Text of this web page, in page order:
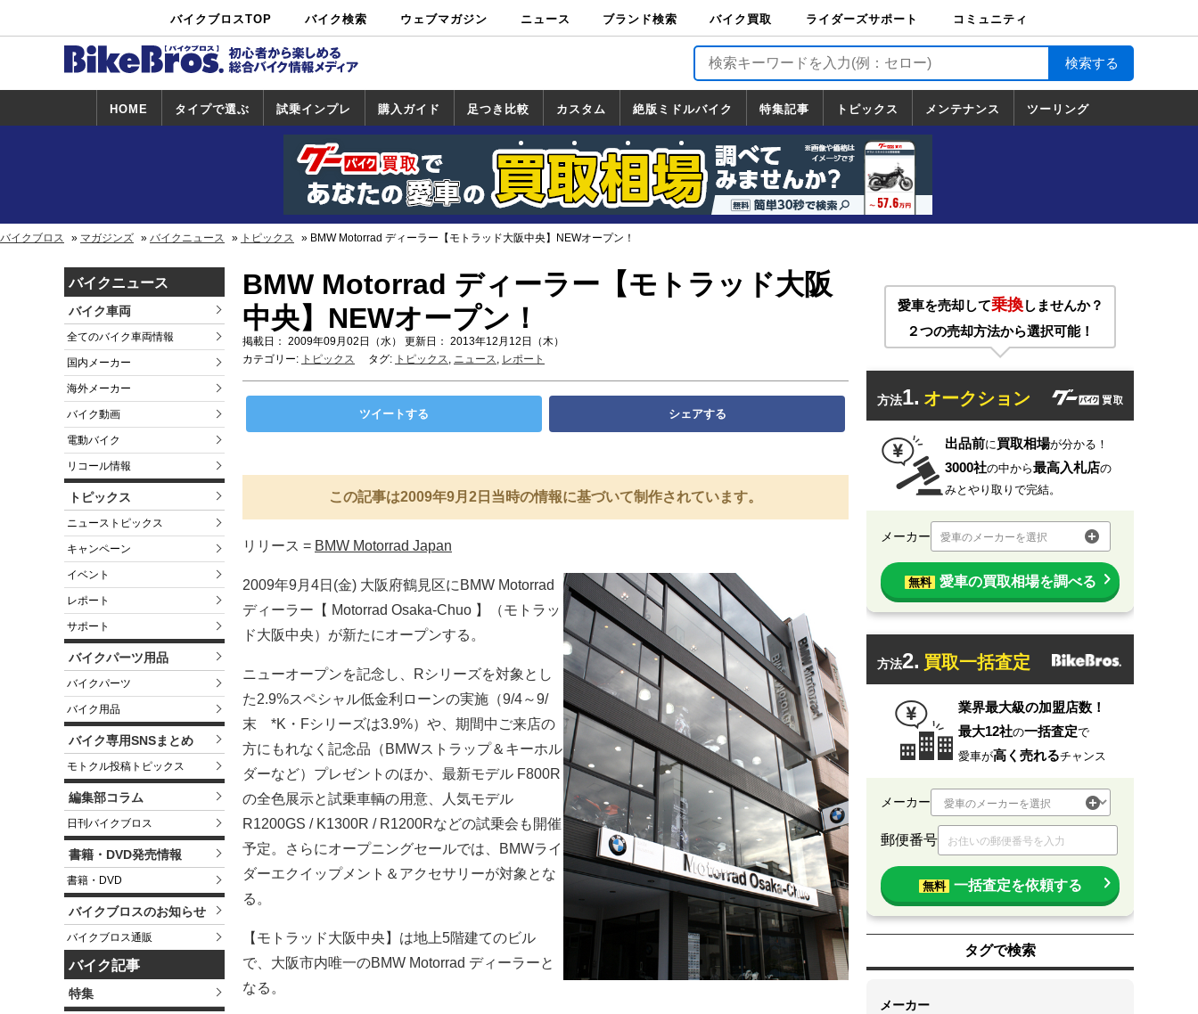
バイクブロスTOP バイク検索
中古バイ
ク・新車検
カタログ検
索
ショップ検
索
ウェブマガジン ニュース ブランド検索 バイク買取
バイク買取
ライダーズサポート
ライダーズサポート
TOP
バイク輸送
バイクガレージライ
フ
バイク車両保険
ロードサービス
バイク試乗
コミュニティ
HOME タイプで選ぶ 試乗インプレ
試乗インプレ
一覧
ホンダ
ヤマハ
スズキ
カワサキ
ハーレー
BMW
トライアンフ
ドゥカティ
購入ガイド
一覧
足つき比較 カスタム
カスタム
一覧
ホンダ
ヤマハ
スズキ
カワサキ
絶版ミドルバイク
絶版ミドルバイク
一覧
ホンダ
ヤマハ
スズキ
カワサキ
特集記事 トピックス
トピックス
一覧
ホンダ
ヤマハ
スズキ
カワサキ
ハーレーダ
ビッドソン
BMW
ドゥカティ
トライアン
フ
メンテナンス ツーリング
道の駅調査隊
ツーリング情報局
日本の道50選
国道めぐり
林道ツーリング
バイクブロス マガジンズ バイクニュース トピックス BMW Motorrad ディーラー【モトラッド大阪中央】NEWオープン！
バイクニュース
バイク車両
全てのバイク車両情報
国内メーカー
海外メーカー
バイク動画
電動バイク
リコール情報
トピックス
ニューストピックス
キャンペーン
イベント
レポート
サポート
バイクパーツ用品
バイクパーツ
バイク用品
バイク専用SNSまとめ
モトクル投稿トピックス
編集部コラム
日刊バイクブロス
書籍・DVD発売情報
書籍・DVD
バイクブロスのお知らせ
バイクブロス通販
バイク記事
特集
BMW Motorrad ディーラー【モトラッド大阪
中央】NEWオープン！
掲載日： 2009年09月02日（水） 更新日： 2013年12月12日（木）
カテゴリー: トピックス タグ: トピックス, ニュース, レポート
ツイートする シェアする
この記事は2009年9月2日当時の情報に基づいて制作されています。
リリース = BMW Motorrad Japan
2009年9月4日(金) 大阪府鶴見区にBMW Motorrad
ディーラー【 Motorrad Osaka-Chuo 】（モトラッ
ド大阪中央）が新たにオープンする。
ニューオープンを記念し、Rシリーズを対象とし
た2.9%スペシャル低金利ローンの実施（9/4～9/
末 *K・Fシリーズは3.9%）や、期間中ご来店の
方にもれなく記念品（BMWストラップ＆キーホル
ダーなど）プレゼントのほか、最新モデル F800R
の全色展示と試乗車輌の用意、人気モデル
R1200GS / K1300R / R1200Rなどの試乗会も開催
予定。さらにオープニングセールでは、BMWライ
ダーエクイップメント＆アクセサリーが対象とな
る。
【モトラッド大阪中央】は地上5階建てのビル
で、大阪市内唯一のBMW Motorrad ディーラーと
なる。
愛車を売却して乗換しませんか？
２つの売却方法から選択可能！
方法1. オークション
出品前に買取相場が分かる！
3000社の中から最高入札店の
みとやり取りで完結。
メーカー 愛車のメーカーを選択
無料 愛車の買取相場を調べる
方法2. 買取一括査定
業界最大級の加盟店数！
最大12社の一括査定で
愛車が高く売れるチャンス
メーカー
郵便番号
無料 一括査定を依頼する
タグで検索
メーカー